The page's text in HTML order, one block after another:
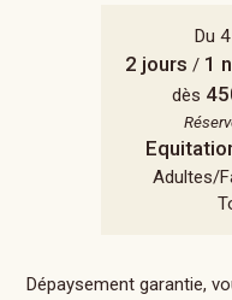
Du
2 jours / 1
dès
Adultes/
Dépaysement garantie,